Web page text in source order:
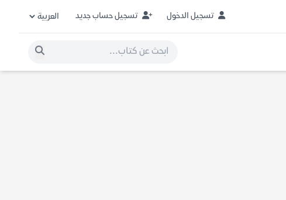
تسجيل الدخول تسجيل حساب جديد